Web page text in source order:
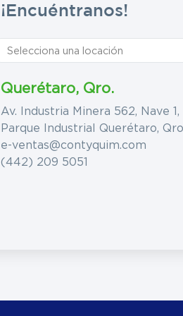
¡Encuéntranos!
Querétaro, Qro.
Av. Industria Minera 562, Nave 1,
Parque Industrial Querétaro,
e-ventas@contyquim.com
(442) 209 5051